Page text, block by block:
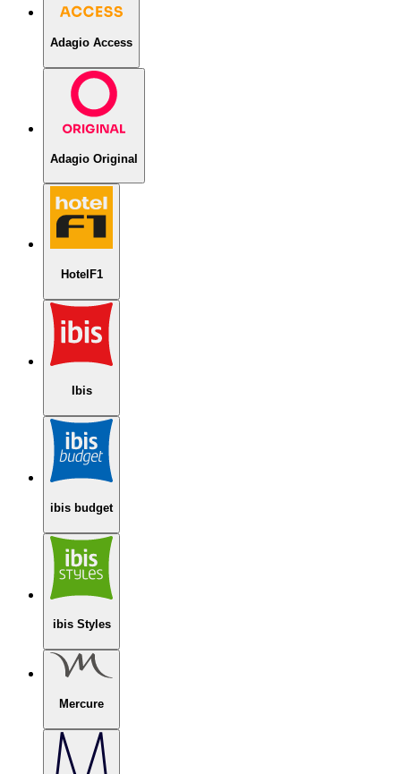
Adagio Access
Adagio Original
HotelF1
Ibis
ibis budget
ibis Styles
Mercure